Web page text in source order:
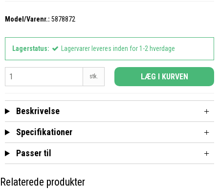
Model/Varenr.: 5878872
Lagerstatus: Lagervarer leveres inden for 1-2 hverdage
stk. LÆG I KURVEN
Beskrivelse
Specifikationer
Passer til
Relaterede produkter